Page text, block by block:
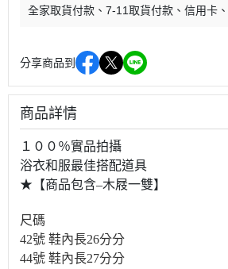
全家取貨付款
7-11取貨付款 信用卡
分享商品到
商品詳情
１００％實品拍攝
浴衣和服最佳搭配道具
★【商品包含–木屐一雙】
尺碼
42號 鞋內長26分分
44號 鞋內長27分分